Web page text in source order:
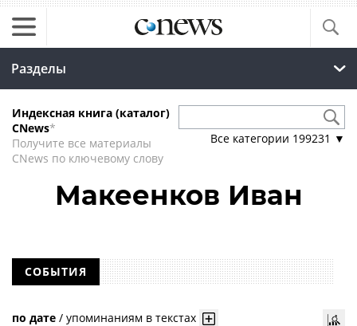
Разделы
Индексная книга (каталог)
CNews*
Получите все материалы
CNews по ключевому слову
Все категории 199231 ▼
Макеенков Иван
СОБЫТИЯ
по дате / упоминаниям в текстах